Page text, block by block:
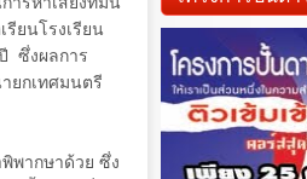
รียนโรงเรียน
ซึ่งผลการ
ยกเทศมนตรี
พากษาด้วย ซึ่ง